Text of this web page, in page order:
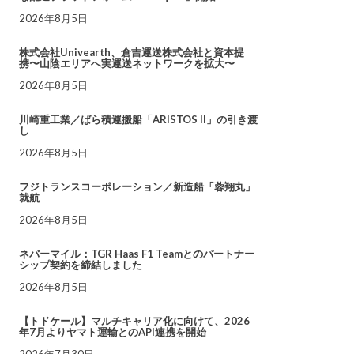
2026年8月5日
株式会社Univearth、倉吉運送株式会社と資本提
携〜山陰エリアへ実運送ネットワークを拡大〜
2026年8月5日
川崎重工業／ばら積運搬船「ARISTOS II」の引き渡
し
2026年8月5日
フジトランスコーポレーション／新造船「蓉翔丸」
就航
2026年8月5日
ネバーマイル：TGR Haas F1 Teamとのパートナー
シップ契約を締結しました
2026年8月5日
【トドケール】マルチキャリア化に向けて、2026
年7月よりヤマト運輸とのAPI連携を開始